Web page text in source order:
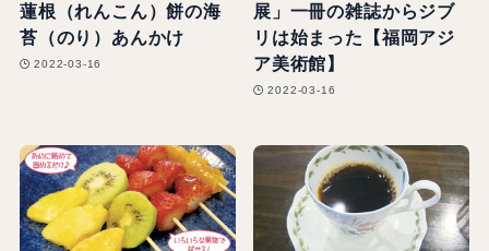
蓮根（れんこん）餅の海
苔（のり）あんかけ
2022-03-16
展」一冊の雑誌からジブ
リは始まった【福岡アジ
ア美術館】
2022-03-16